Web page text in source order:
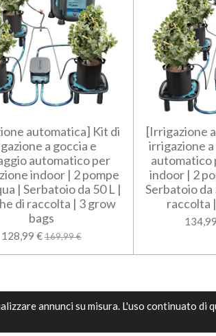
annunci su misura. L'uso continuato
automatica] Kit di
a goccia e
automatico per
indoor | 2 pompe
| Serbatoio da 50 L |
di raccolta | 3 grow
bags
128,99 €169,99 €
[Irrigazione
irrigazione
automatico
indoor | 2
Serbatoio da
raccolta